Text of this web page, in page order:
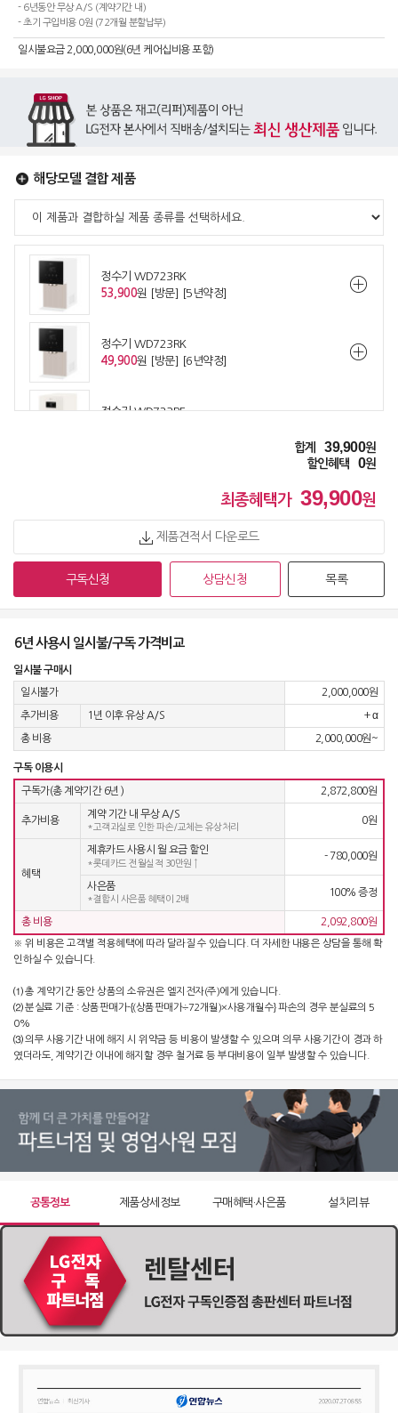
- 6년동안 무상 A/S (계약기간 내)
- 초기 구입비용 0원 (72개월 분할납부)
일시불요금 2,000,000원(6년 케어십비용 포함)
해당모델 결합 제품
정수기 WD723RK
53,900원 [방문] [5년약정]
정수기 WD723RK
49,900원 [방문] [6년약정]
정수기 WD723RE
원 [방문] [6년약정]
정수기 WD722RH
63,900원 [방문] [4년약정]
정수기 WD722RH
정수기 WD722RK
정수기 WD722RK
55,900 원 [방문] [5년약정]
정수기 WD722RK
51,900원 [방문] [6년약정]
55,900 원 [방문] [5년약정]
정수기 WD722RE
합계 39,900원
할인혜택
0원
최종혜택가 39,900원
제품견적서 다운로드
구독신청 목록
상담신청
6년 사용시 일시불/구독 가격비교
일시불 구매시
일시불가 2,000,000원
추가비용 1년 이후 유상 A/S + α
총 비용 2,000,000원~
구독 이용시
구독가(총 계약기간 6년 ) 2,872,800원
추가비용
계약 기간 내 무상 A/S
*고객과실로 인한 파손/교체는 유상처리
0원
혜택
제휴카드 사용시 월 요금 할인
*롯데카드 전월실적 30만원 ↑
- 780,000원
사은품
*결합시 사은품 혜택이 2배
100% 증정
총 비용
2,092,800원
※ 위 비용은 고객별 적용혜택에 따라 달라질 수 있습니다. 더 자세한 내용은 상담을 통해 확
인하실 수 있습니다.
⑴ 총 계약기간 동안 상품의 소유권은 엘지전자(주)에게 있습니다.
⑵ 분실료 기준 : 상품판매가-{(상품판매가÷72개월)×사용개월수} 파손의 경우 분실료의 5
0%
⑶ 의무 사용기간 내에 해지 시 위약금 등 비용이 발생할 수 있으며 의무 사용기간이 경과 하
였더라도, 계약기간 이내에 해지할 경우 철거료 등 부대비용이 일부 발생할 수 있습니다.
공통정보 제품상세정보 구매혜택·사은품 설치리뷰